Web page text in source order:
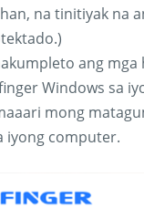
na tinitiyak na
ang
Windows sa
mong
iyong computer.